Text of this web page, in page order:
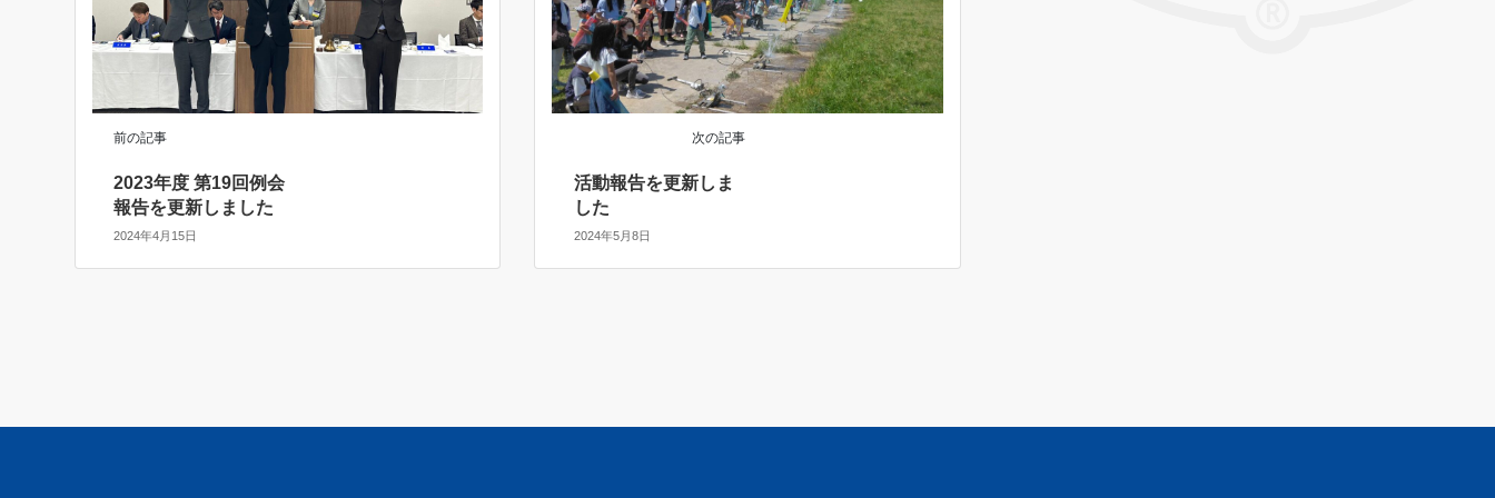
前の記事
2023年度 第19回例会
報告を更新しました
2024年4月15日
次の記事
活動報告を更新しま
した
2024年5月8日